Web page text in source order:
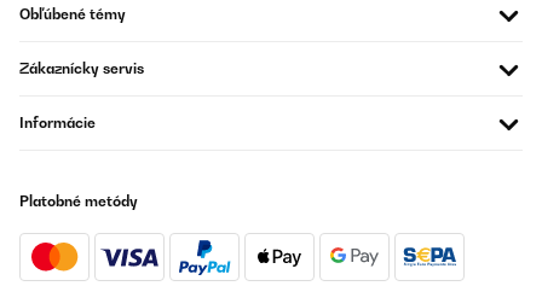
Obľúbené témy
Zákaznícky servis
Informácie
Platobné metódy